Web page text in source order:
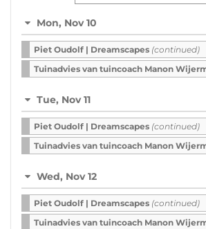
to
display
Mon, Nov 10
Piet Oudolf | Dreamscapes (continued)
Tuinadvies van tuincoach Manon
Tue, Nov 11
Piet Oudolf | Dreamscapes (continued)
Tuinadvies van tuincoach Manon
Wed, Nov 12
Piet Oudolf | Dreamscapes (continued)
Tuinadvies van tuincoach Manon